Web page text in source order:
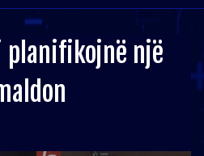
planifikojnë një